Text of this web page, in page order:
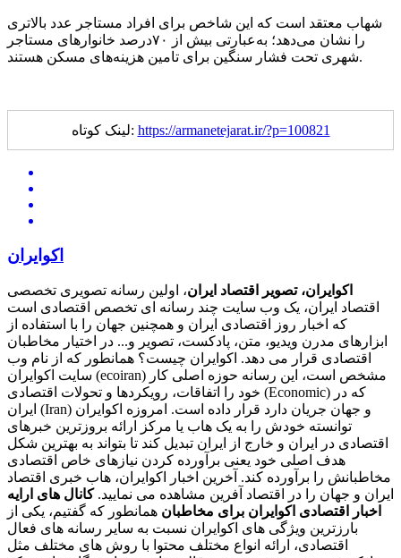
شهاب معتقد است که این شاخص برای افراد مستاجر عدد بالاتری
را نشان می‌دهد؛ به‌عبارتی بیش از ۷۰درصد خانوارهای مستاجر
شهری تحت فشار سنگین برای تامین هزینه‌های مسکن هستند.
لینک کوتاه: https://armanetejarat.ir/?p=100821
اکوایران
اکوایران، تصویر اقتصاد ایران، اولین رسانه تصویری تخصصی
اقتصاد ایران، یک وب سایت چند رسانه ای تخصص اقتصادی است
که اخبار روز اقتصادی ایران و همچنین جهان را با استفاده از
ابزارهای مدرن ویدیو، متن، پادکست، تصویر و... در اختیار مخاطبان
اقتصادی قرار می دهد. اکوایران چیست؟ همانطور که از نام وب
سایت اکوایران (ecoiran) مشخص است، این رسانه حوزه اصلی کار
خود را اتفاقات، رویکردها و تحولات اقتصادی (Economic) که در
ایران (Iran) و جهان جریان دارد قرار داده است. امروزه اکوایران
توانسته خودش را به یک هاب یا مرکز ارائه بروزترین خبرهای
اقتصادی در ایران و خارج از ایران تبدیل کند تا بتواند به بهترین شکل
هدف اصلی خود یعنی برآورده کردن نیازهای خاص اقتصادی
مخاطبانش را برآورده کند. آخرین اخبار اکوایران، هاب خبری اقتصاد
ایران و جهان را در اقتصاد آفرین مشاهده می نمایید.کانال های ارایه
اخبار اقتصادی اکوایران برای مخاطبان همانطور که گفتیم، یکی از
بارزترین ویژگی های اکوایران نسبت به سایر رسانه های فعال
اقتصادی، ارائه انواع مختلف محتوا با روش های مختلف مثل